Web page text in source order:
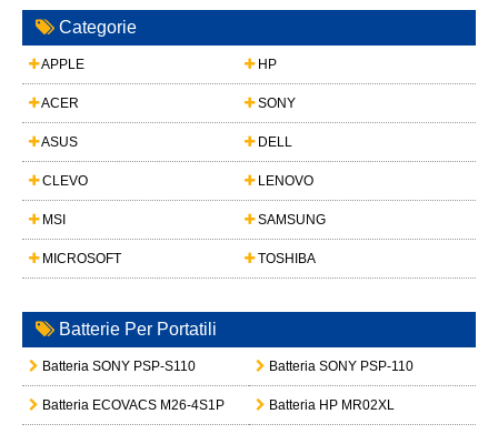
Categorie
APPLE HP
ACER SONY
ASUS DELL
CLEVO LENOVO
MSI SAMSUNG
MICROSOFT TOSHIBA
Batterie Per Portatili
Batteria SONY PSP-S110 Batteria SONY PSP-110
Batteria ECOVACS M26-4S1P Batteria HP MR02XL